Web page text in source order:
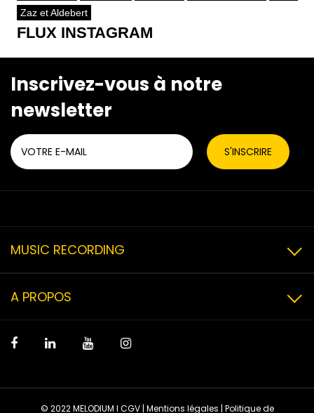
Zaz et Aldebert
FLUX INSTAGRAM
Inscrivez-vous à notre
newsletter
MUSIC RECORDING
A PROPOS
© 2022 MELODIUM I CGV| Mentions légales | Politique de